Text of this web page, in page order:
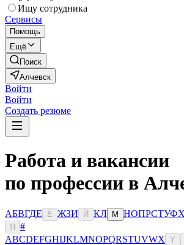
Ищу сотрудника
Сервисы
Помощь
Ещё
Поиск
Алчевск
Войти
Войти
Создать резюме
Работа и вакансии
по профессии в
АБВГДЕ Ё ЖЗИ Й КЛ М НОПРСТУФХ
Я
#
ABCDEFGHIJKLMNOPQRSTUVWX Y